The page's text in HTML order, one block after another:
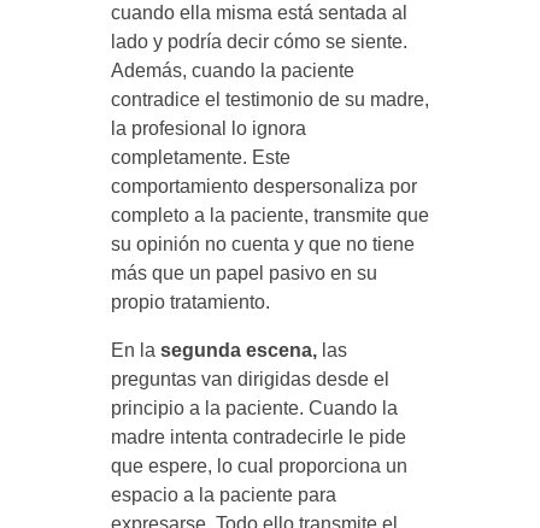
cuando ella misma está sentada al
lado y podría decir cómo se siente.
Además, cuando la paciente
contradice el testimonio de su madre,
la profesional lo ignora
completamente. Este
comportamiento despersonaliza por
completo a la paciente, transmite que
su opinión no cuenta y que no tiene
más que un papel pasivo en su
propio tratamiento.
En la segunda escena,las
preguntas van dirigidas desde el
principio a la paciente. Cuando la
madre intenta contradecirle le pide
que espere, lo cual proporciona un
espacio a la paciente para
expresarse. Todo ello transmite el